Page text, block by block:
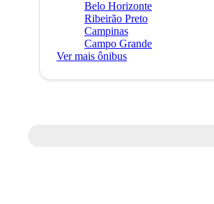
Belo Horizonte
Ribeirão Preto
Campinas
Campo Grande
Ver mais ônibus